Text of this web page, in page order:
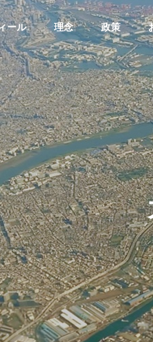
ール 理念 政策
GREETING
ご挨拶
Social Contributions
社会貢献
Single Mother
シングルマザー
支援
大田区議会質疑
大田区議会議員：寺下
和7年予算特別委員会（
月17日/審査第6日 款別